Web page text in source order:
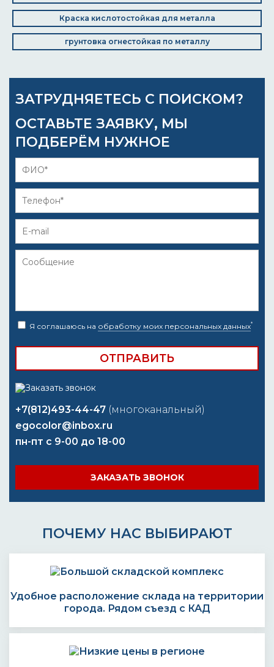
Краска кислотостойкая для металла
грунтовка огнестойкая по металлу
ЗАТРУДНЯЕТЕСЬ С ПОИСКОМ?
ОСТАВЬТЕ ЗАЯВКУ, МЫ
ПОДБЕРЁМ НУЖНОЕ
Я соглашаюсь на обработку моих персональных данных*
+7(812)493-44-47 (многоканальный)
egocolor@inbox.ru
пн-пт с 9-00 до 18-00
ЗАКАЗАТЬ ЗВОНОК
ПОЧЕМУ НАС ВЫБИРАЮТ
Удобное расположение склада на территории
города. Рядом съезд с КАД